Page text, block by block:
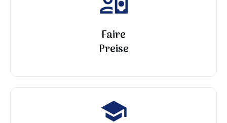
Faire
Preise